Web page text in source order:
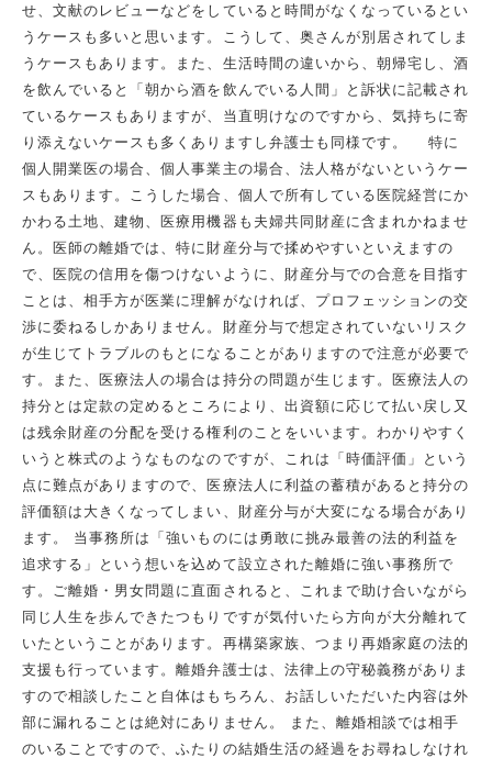
せ、文献のレビューなどをしていると時間がなくなっているとい
うケースも多いと思います。こうして、奥さんが別居されてしま
うケースもあります。また、生活時間の違いから、朝帰宅し、酒
を飲んでいると「朝から酒を飲んでいる人間」と訴状に記載され
ているケースもありますが、当直明けなのですから、気持ちに寄
り添えないケースも多くありますし弁護士も同様です。 特に
個人開業医の場合、個人事業主の場合、法人格がないというケー
スもあります。こうした場合、個人で所有している医院経営にか
かわる土地、建物、医療用機器も夫婦共同財産に含まれかねませ
ん。医師の離婚では、特に財産分与で揉めやすいといえますの
で、医院の信用を傷つけないように、財産分与での合意を目指す
ことは、相手方が医業に理解がなければ、プロフェッションの交
渉に委ねるしかありません。財産分与で想定されていないリスク
が生じてトラブルのもとになることがありますので注意が必要で
す。また、医療法人の場合は持分の問題が生じます。医療法人の
持分とは定款の定めるところにより、出資額に応じて払い戻し又
は残余財産の分配を受ける権利のことをいいます。わかりやすく
いうと株式のようなものなのですが、これは「時価評価」という
点に難点がありますので、医療法人に利益の蓄積があると持分の
評価額は大きくなってしまい、財産分与が大変になる場合があり
ます。 当事務所は「強いものには勇敢に挑み最善の法的利益を
追求する」という想いを込めて設立された離婚に強い事務所で
す。ご離婚・男女問題に直面されると、これまで助け合いながら
同じ人生を歩んできたつもりですが気付いたら方向が大分離れて
いたということがあります。再構築家族、つまり再婚家庭の法的
支援も行っています。離婚弁護士は、法律上の守秘義務がありま
すので相談したこと自体はもちろん、お話しいただいた内容は外
部に漏れることは絶対にありません。 また、離婚相談では相手
のいることですので、ふたりの結婚生活の経過をお尋ねしなけれ